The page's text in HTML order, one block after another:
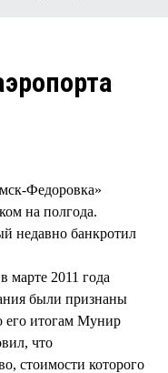
Федоровка»
на полгода.
банкротил
марте 2011 года
были признаны
его итогам Мунир
что
стоимости которого